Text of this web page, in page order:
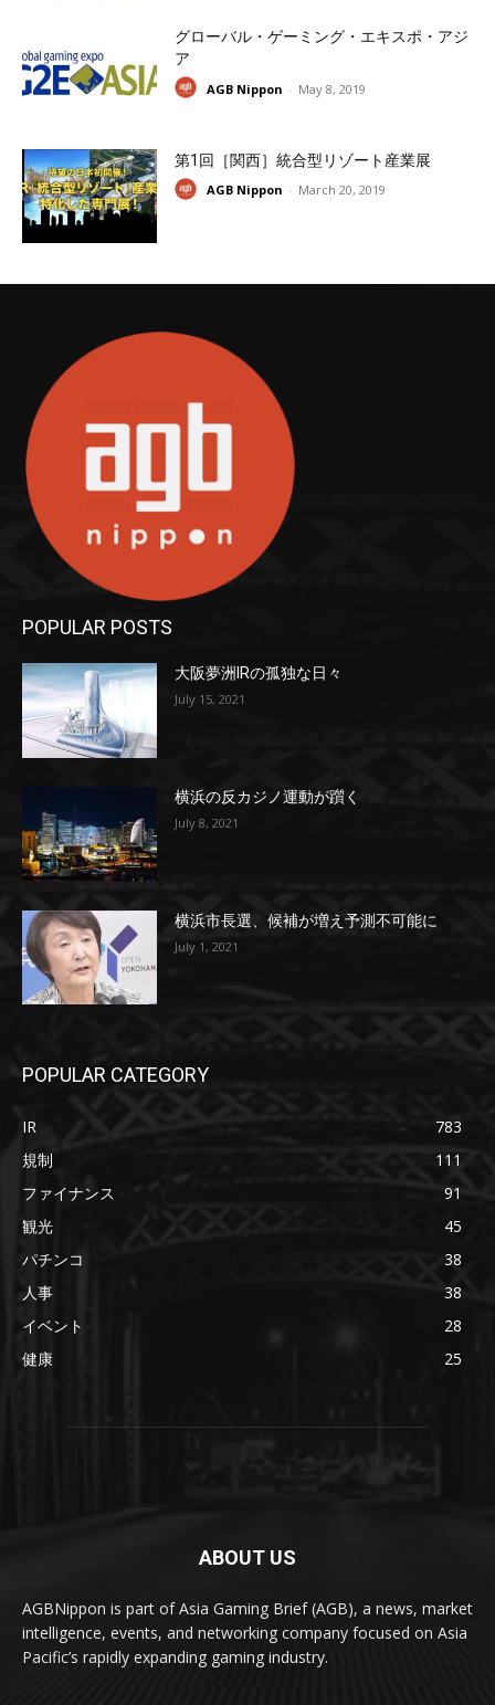
グローバル・ゲーミング・エキスポ・アジ
ア
AGB Nippon - May 8, 2019
第1回［関西］統合型リゾート産業展
AGB Nippon - March 20, 2019
POPULAR POSTS
大阪夢洲IRの孤独な日々
July 15, 2021
横浜の反カジノ運動が躓く
July 8, 2021
横浜市長選、候補が増え予測不可能に
July 1, 2021
POPULAR CATEGORY
IR
783
規制
111
ファイナンス
91
観光
45
パチンコ
38
人事
38
イベント
28
健康
25
ABOUT US
AGBNippon is part of Asia Gaming Brief (AGB), a news, market
intelligence, events, and networking company focused on Asia
Pacific’s rapidly expanding gaming industry.